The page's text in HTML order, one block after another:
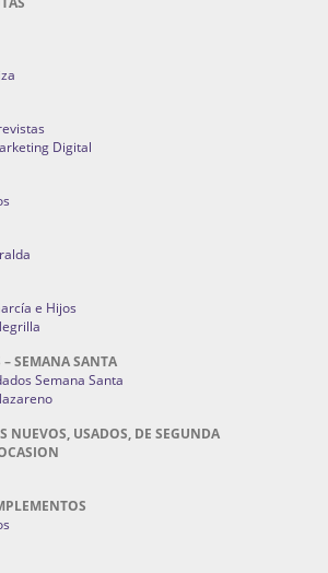
Digital
e Hijos
SEMANA SANTA
Semana Santa
NUEVOS, USADOS, DE SEGUNDA